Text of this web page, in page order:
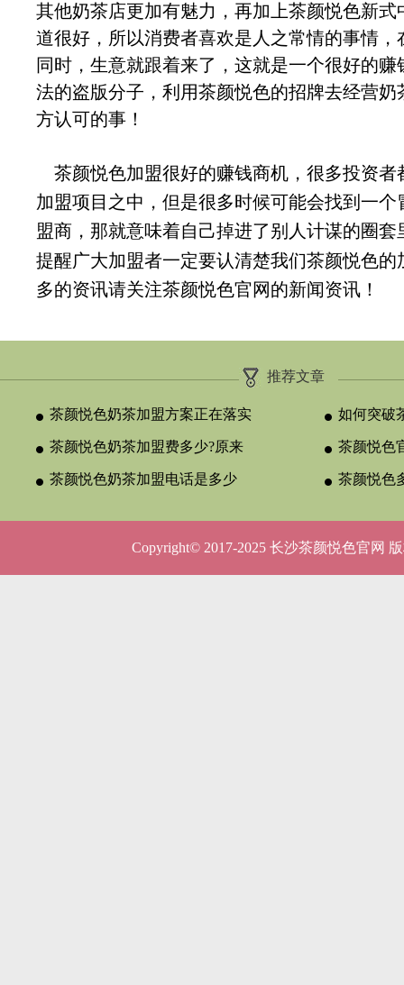
其他奶茶店更加有魅力，再加上茶颜悦色新式
道很好，所以消费者喜欢是人之常情的事情，
同时，生意就跟着来了，这就是一个很好的
法的盗版分子，利用茶颜悦色的招牌去经营奶
方认可的事！
茶颜悦色加盟很好的赚钱商机，很多投资者
加盟项目之中，但是很多时候可能会找到一个
盟商，那就意味着自己掉进了别人计谋的圈套
提醒广大加盟者一定要认清楚我们茶颜悦色的
多的资讯请关注茶颜悦色官网的新闻资讯！
推荐文章
茶颜悦色奶茶加盟方案正在落实 如何突破
颈？
茶颜悦色奶茶加盟费多少?原来
与合作类型
茶颜悦色
晚吗？
茶颜悦色奶茶加盟电话是多少 茶颜悦色
Copyright© 2017-2025 长沙茶颜悦色官网